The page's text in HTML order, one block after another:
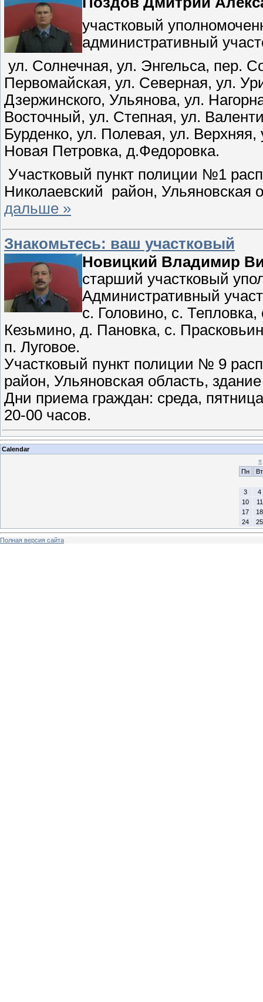
участковый
административный
ул. Солнечная, ул. Энгельса, пер.
Первомайская, ул. Северная, ул.
Дзержинского, Ульянова, ул.
Восточный, ул. Степная, ул.
Бурденко, ул. Полевая, ул.
Новая Петровка, д.Федоровка.
Участковый пункт полиции №1
Николаевский
район, Ульяновская
дальше »
Знакомьтесь: ваш участковый
Новицкий Владимир
старший участковый
Административный
с. Головино, с.
Кезьмино, д. Пановка, с.
п. Луговое.
Участковый пункт полиции № 9
район, Ульяновская область,
Дни приема граждан: среда,
20-00 часов.
Calendar
«
Пн
Вт
3
4
10
11
17
18
24
25
Полная версия сайта